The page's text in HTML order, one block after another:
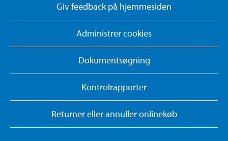
Giv feedback på hjemmesiden
Administrer cookies
Dokumentsøgning
Kontrolrapporter
Returner eller annuller onlinekøb